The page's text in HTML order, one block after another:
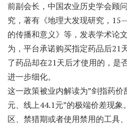
前副会长，中国农业历史学会顾
究，著有《地理大发现研究，
的传播和意义》等，发表学术论
为，平台承诺购买指定药品后21
了药品却在21天后才使用的，是
进一步细化。
这一政策被业内解读为”剑指药价
元、线上44.1元”的极端价差现
区、禁猎期或者使用禁用的工具